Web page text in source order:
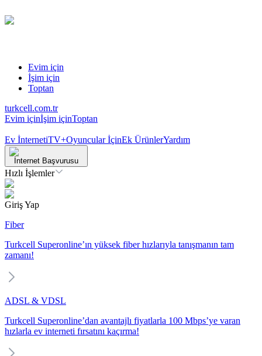
Evim için
İşim için
Toptan
turkcell.com.tr
Evim içinİşim içinToptan
Ev İnternetiTV+Oyuncular İçinEk ÜrünlerYardım
İnternet Başvurusu
Hızlı İşlemler
Giriş Yap
Fiber
Turkcell Superonline’ın yüksek fiber hızlarıyla tanışmanın tam
zamanı!
ADSL & VDSL
Turkcell Superonline’dan avantajlı fiyatlarla 100 Mbps’ye varan
hızlarla ev interneti fırsatını kaçırma!